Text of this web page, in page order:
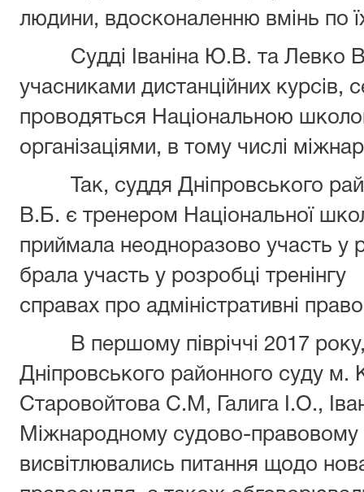
людини, вдосконаленню вмінь по
Судді Іваніна Ю.В. та Левко
учасниками дистанційних курсів,
проводяться Національною
організаціями, в тому числі
Так, суддя Дніпровського
В.Б. є тренером Національної
приймала неодноразово участь у
брала участь у розробці
справах про адміністративні
В першому півріччі 2017 року,
Дніпровського районного суду
Старовойтова С.М, Галига І.О.,
Міжнародному судово-
висвітлювались питання щодо